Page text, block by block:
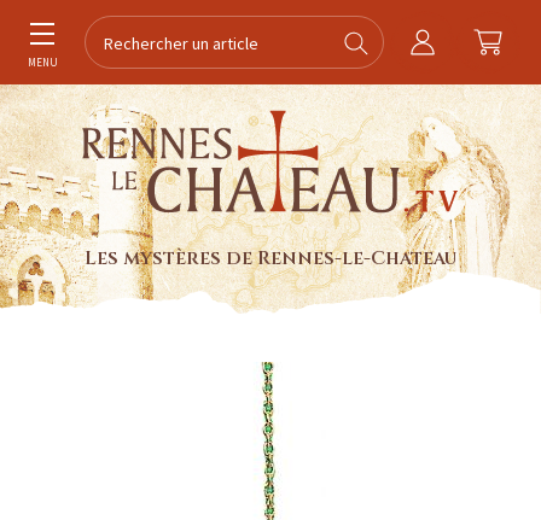
MENU
Les mystères de Rennes-le-Chateau